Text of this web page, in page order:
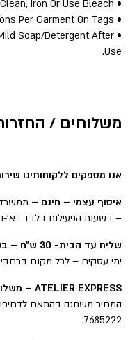
• Do Not Tumble Dry, Dry Clean, Iron Or Use Bleach.
• Check For Specific Instructions Per Garment On Tags.
Soap/Detergent After
Use.
משלוחים /
אנו מספקים ללקוחותינו
איסוף עצמי – חינם –
– בשעות הפעילות בלבד : א׳-ה׳ 9:00-19:30 ו׳ 9:00-
שליח עד הבית- 30 ש״ח – בקנייה מעל ל-500 ש״ח – חינם!
ימי עסקים – לכל מקום
ATELIER EXPRESS – משלוח בהול
7685222.